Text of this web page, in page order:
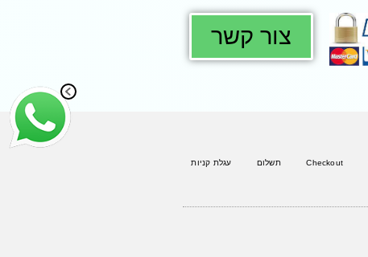
צור קשר
Checkout תשלום עגלת קניות